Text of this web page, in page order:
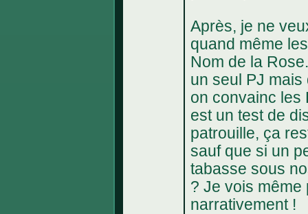
Après, je ne
quand même
Nom de la
un seul PJ
on convainc les
est un test de
patrouille, ça
sauf que si un
tabasse sous
? Je vois même
narrativement !